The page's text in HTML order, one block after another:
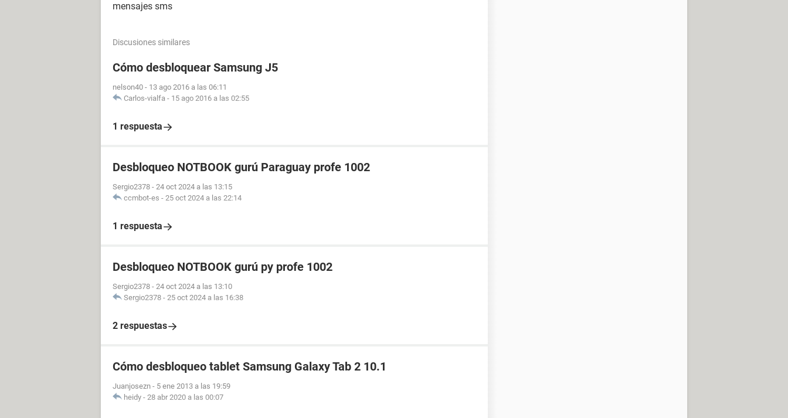
mensajes sms
Discusiones similares
Cómo desbloquear Samsung J5
nelson40 - 13 ago 2016 a las 06:11
Carlos-vialfa - 15 ago 2016 a las 02:55
1 respuesta
Desbloqueo NOTBOOK gurú Paraguay profe 1002
Sergio2378 - 24 oct 2024 a las 13:15
ccmbot-es - 25 oct 2024 a las 22:14
1 respuesta
Desbloqueo NOTBOOK gurú py profe 1002
Sergio2378 - 24 oct 2024 a las 13:10
Sergio2378 - 25 oct 2024 a las 16:38
2 respuestas
Cómo desbloqueo tablet Samsung Galaxy Tab 2 10.1
Juanjosezn - 5 ene 2013 a las 19:59
heidy - 28 abr 2020 a las 00:07